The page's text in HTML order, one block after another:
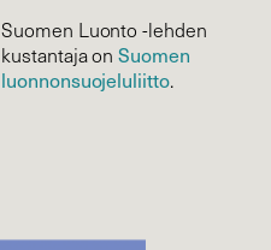
Suomen Luonto -lehden
kustantaja onSuomen
luonnonsuojelu­liitto.